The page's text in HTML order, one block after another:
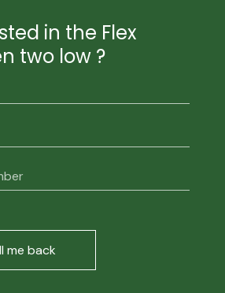
in the Flex
two low ?